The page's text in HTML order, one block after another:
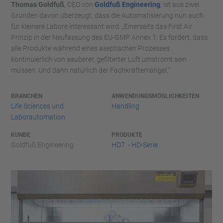
Thomas Goldfuß , CEO von Goldfuß Engineering , ist aus zwei
Gründen davon überzeugt, dass die Automatisierung nun auch
für kleinere Labore interessant wird: „Einerseits das First Air
Prinzip in der Neufassung des EU-GMP Annex 1: Es fordert, dass
alle Produkte während eines aseptischen Prozesses
kontinuierlich von sauberer, gefilterter Luft umströmt sein
müssen. Und dann natürlich der Fachkräftemangel.“
BRANCHEN
Life Sciences und
Laborautomation
ANWENDUNGSMÖGLICHKEITEN
Handling
KUNDE
Goldfuß Engineering
PRODUKTE
HD7 - HD-Serie